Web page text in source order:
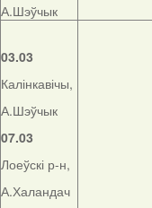
А.Шэўчык
03.03
Калінкавічы,
А.Шэўчык
07.03
Лоеўскі р-н,
А.Халандач